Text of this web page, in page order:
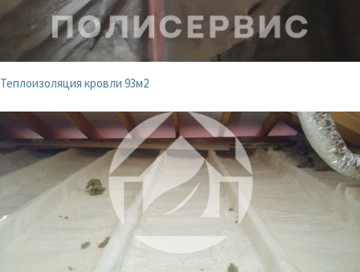
Теплоизоляция кровли 93м2